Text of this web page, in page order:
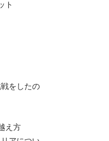
ト
をしたの
え方